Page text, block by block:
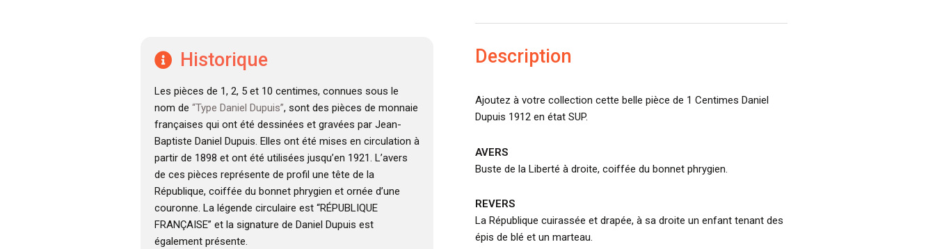
Historique
Les pièces de 1, 2, 5 et 10 centimes, connues sous le
nom de “Type Daniel Dupuis”, sont des pièces de monnaie
françaises qui ont été dessinées et gravées par Jean-
Baptiste Daniel Dupuis. Elles ont été mises en circulation à
partir de 1898 et ont été utilisées jusqu’en 1921. L’avers
de ces pièces représente de profil une tête de la
République, coiffée du bonnet phrygien et ornée d’une
couronne. La légende circulaire est “RÉPUBLIQUE
FRANÇAISE” et la signature de Daniel Dupuis est
également présente.
Description
Ajoutez à votre collection cette belle pièce de 1 Centimes Daniel
Dupuis 1912 en état SUP.
AVERS
Buste de la Liberté à droite, coiffée du bonnet phrygien.
REVERS
La République cuirassée et drapée, à sa droite un enfant tenant des
épis de blé et un marteau.